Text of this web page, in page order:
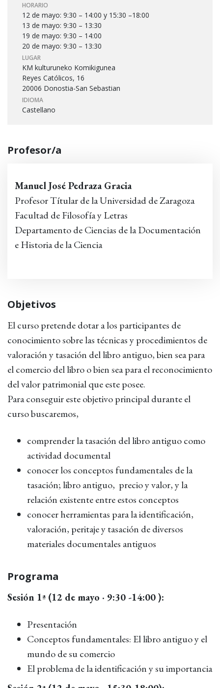
HORARIO
12 de mayo: 9:30 – 14:00 y 15:30 –18:00
13 de mayo: 9:30 – 13:30
19 de mayo: 9:30 – 14:00
20 de mayo: 9:30 – 13:30
LUGAR
KM kulturuneko Komikigunea
Reyes Católicos, 16
20006 Donostia-San Sebastian
IDIOMA
Castellano
Profesor/a
Manuel José Pedraza Gracia
Profesor Títular de la Universidad de Zaragoza
Facultad de Filosofía y Letras
Departamento de Ciencias de la Documentación
e Historia de la Ciencia
Objetivos
El curso pretende dotar a los participantes de
conocimiento sobre las técnicas y procedimientos de
valoración y tasación del libro antiguo, bien sea para
el comercio del libro o bien sea para el reconocimiento
del valor patrimonial que este posee.
Para conseguir este objetivo principal durante el
curso buscaremos,
comprender la tasación del libro antiguo como
actividad documental
conocer los conceptos fundamentales de la
tasación; libro antiguo, precio y valor, y la
relación existente entre estos conceptos
conocer herramientas para la identificación,
valoración, peritaje y tasación de diversos
materiales documentales antiguos
Programa
Sesión 1ª (12 de mayo · 9:30 -14:00 ):
Presentación
Conceptos fundamentales: El libro antiguo y el
mundo de su comercio
El problema de la identificación y su importancia